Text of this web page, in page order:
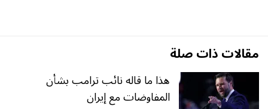
مقالات ذات صلة
هذا ما قاله نائب ترامب بشأن
المفاوضات مع إيران